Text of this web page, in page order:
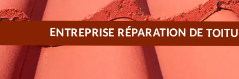
ENTREPRISE RÉPARATION DE